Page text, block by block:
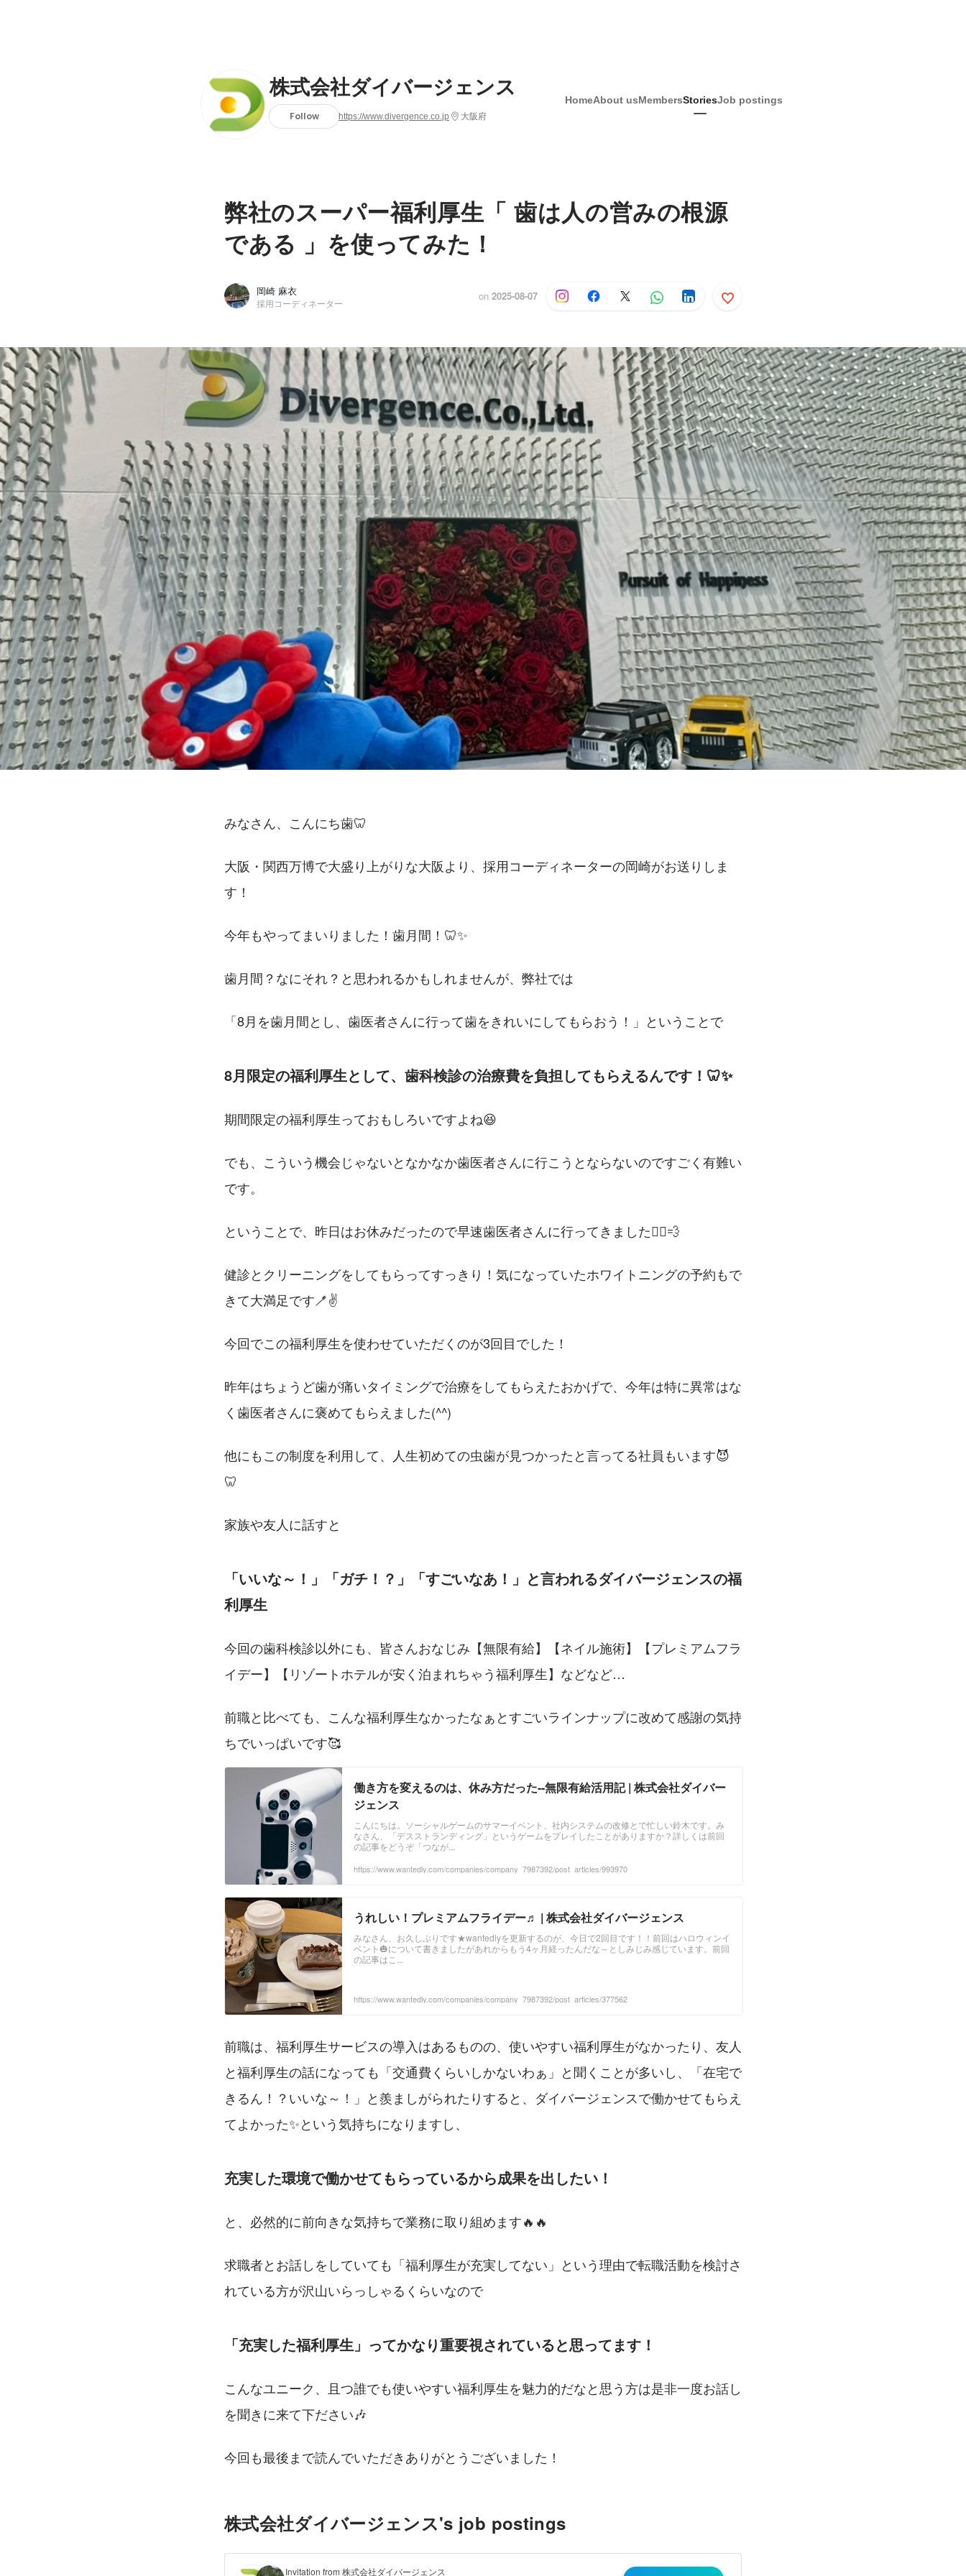
株式会社ダイバージェンス
Follow https://www.divergence.co.jp 大阪府
HomeAbout usMembersStoriesJob postings
弊社のスーパー福利厚生「 歯は人の営みの根源
である 」を使ってみた！
岡崎 麻衣
採用コーディネーター
on 2025-08-07
みなさん、こんにち歯🦷
大阪・関西万博で大盛り上がりな大阪より、採用コーディネーターの岡崎がお送りしま
す！
今年もやってまいりました！歯月間！🦷✨
歯月間？なにそれ？と思われるかもしれませんが、弊社では
「8月を歯月間とし、歯医者さんに行って歯をきれいにしてもらおう！」ということで
8月限定の福利厚生として、歯科検診の治療費を負担してもらえるんです！🦷✨
期間限定の福利厚生っておもしろいですよね😆
でも、こういう機会じゃないとなかなか歯医者さんに行こうとならないのですごく有難い
です。
ということで、昨日はお休みだったので早速歯医者さんに行ってきました🏃‍♀️💨
健診とクリーニングをしてもらってすっきり！気になっていたホワイトニングの予約もで
きて大満足です🪥✌️
今回でこの福利厚生を使わせていただくのが3回目でした！
昨年はちょうど歯が痛いタイミングで治療をしてもらえたおかげで、今年は特に異常はな
く歯医者さんに褒めてもらえました(^^)
他にもこの制度を利用して、人生初めての虫歯が見つかったと言ってる社員もいます😈
🦷
家族や友人に話すと
「いいな～！」「ガチ！？」「すごいなあ！」と言われるダイバージェンスの福
利厚生
今回の歯科検診以外にも、皆さんおなじみ【無限有給】【ネイル施術】【プレミアムフラ
イデー】【リゾートホテルが安く泊まれちゃう福利厚生】などなど…
前職と比べても、こんな福利厚生なかったなぁとすごいラインナップに改めて感謝の気持
ちでいっぱいです🥰
働き方を変えるのは、休み方だった--無限有給活用記 | 株式会社ダイバー
ジェンス
こんにちは。ソーシャルゲームのサマーイベント、社内システムの改修とで忙しい鈴木です。み
なさん、「デスストランディング」というゲームをプレイしたことがありますか？詳しくは前回
の記事をどうぞ「つなが...
https://www.wantedly.com/companies/company_7987392/post_articles/993970
うれしい！プレミアムフライデー♬ | 株式会社ダイバージェンス
みなさん、お久しぶりです★wantedlyを更新するのが、今日で2回目です！！前回はハロウィンイ
ベント🎃について書きましたがあれからもう4ヶ月経ったんだな～としみじみ感じています。前回
の記事はこ...
https://www.wantedly.com/companies/company_7987392/post_articles/377562
前職は、福利厚生サービスの導入はあるものの、使いやすい福利厚生がなかったり、友人
と福利厚生の話になっても「交通費くらいしかないわぁ」と聞くことが多いし、「在宅で
きるん！？いいな～！」と羨ましがられたりすると、ダイバージェンスで働かせてもらえ
てよかった✨という気持ちになりますし、
充実した環境で働かせてもらっているから成果を出したい！
と、必然的に前向きな気持ちで業務に取り組めます🔥🔥
求職者とお話しをしていても「福利厚生が充実してない」という理由で転職活動を検討さ
れている方が沢山いらっしゃるくらいなので
「充実した福利厚生」ってかなり重要視されていると思ってます！
こんなユニーク、且つ誰でも使いやすい福利厚生を魅力的だなと思う方は是非一度お話し
を聞きに来て下ださい🎶
今回も最後まで読んでいただきありがとうございました！
株式会社ダイバージェンス's job postings
Invitation from 株式会社ダイバージェンス
岡崎 麻衣
株式会社ダイバージェンス / 採用コーディネーター